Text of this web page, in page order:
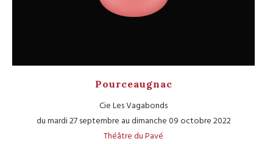
Pourceaugnac
Cie Les Vagabonds
du mardi 27 septembre au dimanche 09 octobre 2022
Théâtre du Pavé